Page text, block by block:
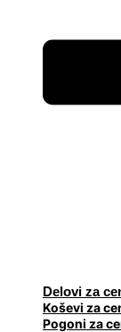
Delovi za
Koševi za
Pogoni za